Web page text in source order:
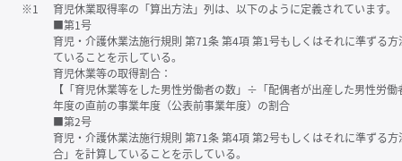
※1
育児休業取得率の「算出方法」列は、以下のように定義されています。
■第1号
育児・介護休業法施行規則 第71条 第4項 第1号もしくはそれに準ずる
ていることを示している。
育児休業等の取得割合：
【「育児休業等をした男性労働者の数」÷「配偶者が出産した男性労
年度の直前の事業年度（公表前事業年度）の割合
■第2号
育児・介護休業法施行規則 第71条 第4項 第2号もしくはそれに準ずる
合」を計算していることを示している。